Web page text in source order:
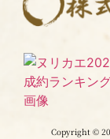
Copyright ©